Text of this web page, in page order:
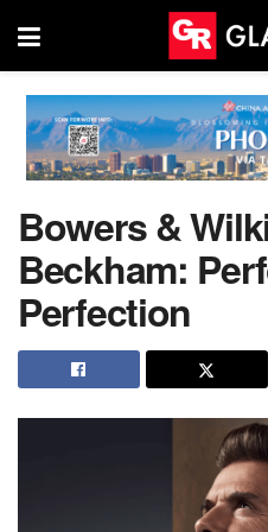
Bowers &
Beckham:
Perfection